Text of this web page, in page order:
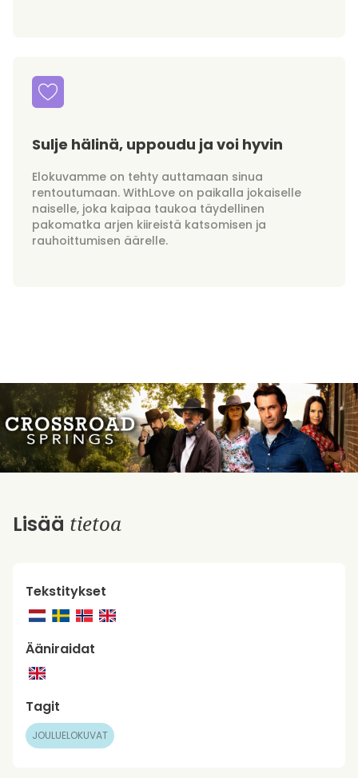
Sulje hälinä, uppoudu ja voi hyvin
Elokuvamme on tehty auttamaan sinua
rentoutumaan. WithLove on paikalla jokaiselle
naiselle, joka kaipaa taukoa täydellinen
pakomatka arjen kiireistä katsomisen ja
rauhoittumisen äärelle.
Lisää tietoa
Tekstitykset
Ääniraidat
Tagit
JOULUELOKUVAT